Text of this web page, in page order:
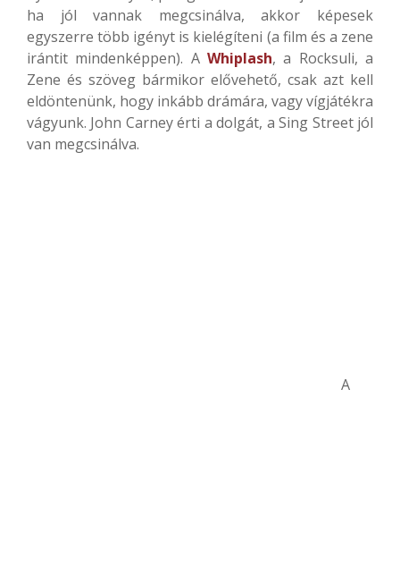
ha jól vannak megcsinálva, akkor képesek
egyszerre több igényt is kielégíteni (a film és a zene
irántit mindenképpen). A Whiplash, a Rocksuli, a
Zene és szöveg bármikor elővehető, csak azt kell
eldöntenünk, hogy inkább drámára, vagy vígjátékra
vágyunk. John Carney érti a dolgát, a Sing Street jól
van megcsinálva.
A